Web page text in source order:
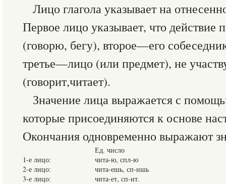
Лицо глагола указывает на
Первое лицо указывает, что действие
(говорю, бегу), второе—его
третье—лицо (или предмет), не
(говорит,читает).
Значение лица выражается с
которые присоединяются к основе
Окончания одновременно выражают
Ед. число
1-е лицо:
чита-ю, спл-ю
2-е лицо:
чита-ешь, сп-ишь
3-е лицо:
чита-ет, сп-ит.